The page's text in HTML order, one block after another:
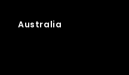
Australia